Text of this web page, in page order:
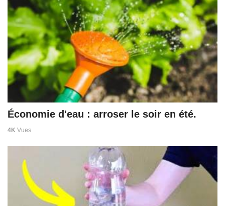
Économie d'eau : arroser le soir en été.
4K Vues